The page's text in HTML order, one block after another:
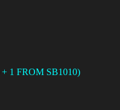
+ 1 FROM SB1010)